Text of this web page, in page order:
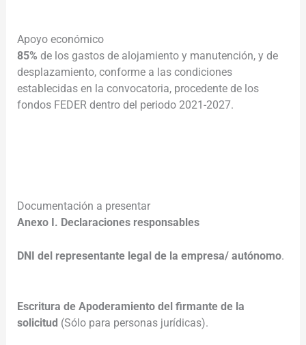
Apoyo económico
85% de los gastos de alojamiento y manutención, y de
desplazamiento, conforme a las condiciones
establecidas en la convocatoria, procedente de los
fondos FEDER dentro del periodo 2021-2027.
Documentación a presentar
Anexo I. Declaraciones responsables
DNI del representante legal de la empresa/ autónomo.
Escritura de Apoderamiento del firmante de la
solicitud (Sólo para personas jurídicas).